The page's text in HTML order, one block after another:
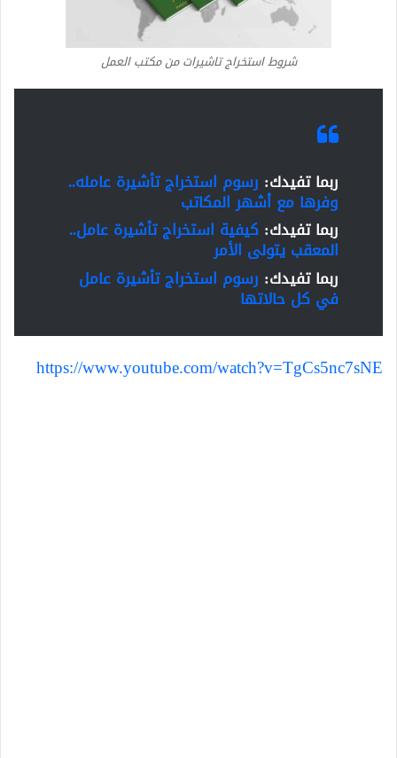
شروط استخراج تاشيرات من مكتب العمل
ربما تفيدك: رسوم استخراج تأشيرة عامله..
وفرها مع أشهر المكاتب
ربما تفيدك: كيفية استخراج تأشيرة عامل..
المعقب يتولى الأمر
ربما تفيدك: رسوم استخراج تأشيرة عامل
في كل حالاتها
https://www.youtube.com/watch?v=TgCs5nc7sNE